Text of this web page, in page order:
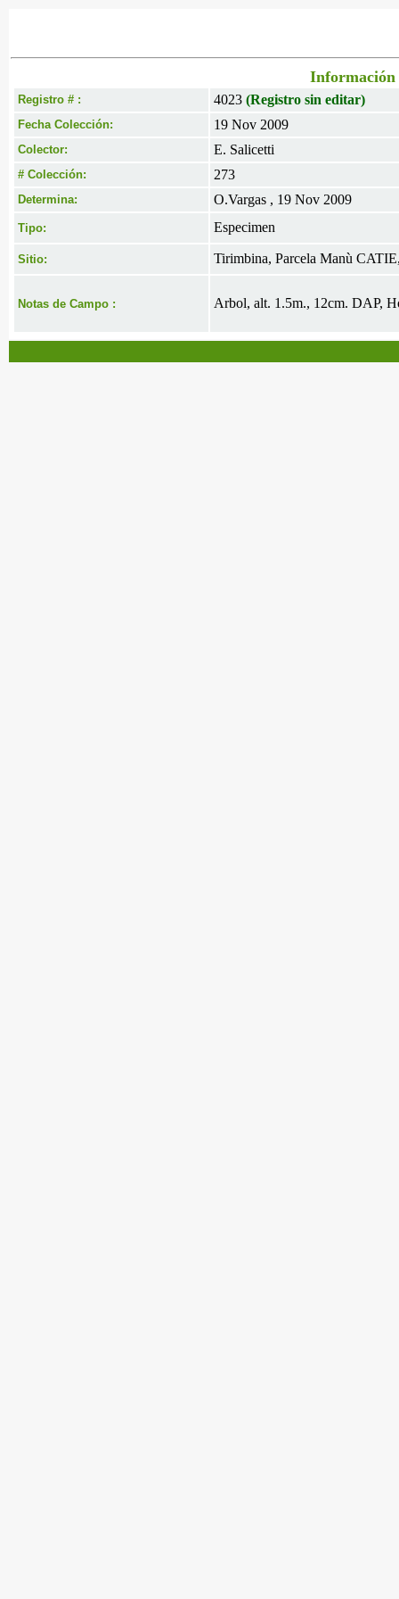
Información
Registro # : 4023 (Registro sin editar)
Fecha Colección: 19 Nov 2009
Colector: E. Salicetti
# Colección: 273
Determina: O.Vargas , 19 Nov 2009
Tipo: Especimen
Sitio: Tirimbina, Parcela Manù
Notas de Campo : Arbol, alt. 1.5m., 12cm. DAP,